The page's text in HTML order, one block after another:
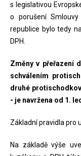
s legislativou
o porušení
republice bylo tedy
DPH.
Změny v přeřazení
schválením
druhé
- je navržena od 1.
Základní pravidla pro
Na základě výše